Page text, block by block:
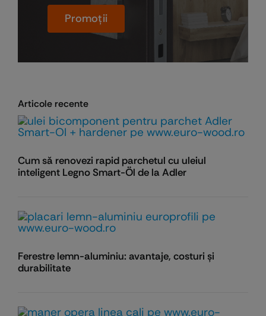
Promoţii
Articole recente
Cum să renovezi rapid parchetul cu uleiul
inteligent Legno Smart-Öl de la Adler
Ferestre lemn-aluminiu: avantaje, costuri și
durabilitate